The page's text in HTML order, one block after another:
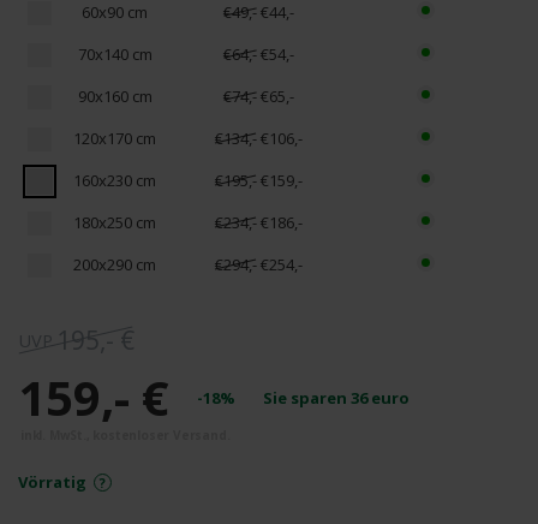
60x90 cm
€49,-€44,-
70x140 cm
€64,-€54,-
90x160 cm
€74,-€65,-
120x170 cm
€134,-€106,-
160x230 cm
€195,-€159,-
180x250 cm
€234,-€186,-
200x290 cm
€294,-€254,-
195,- €
159,- € -18% Sie sparen 36euro
Vörratig